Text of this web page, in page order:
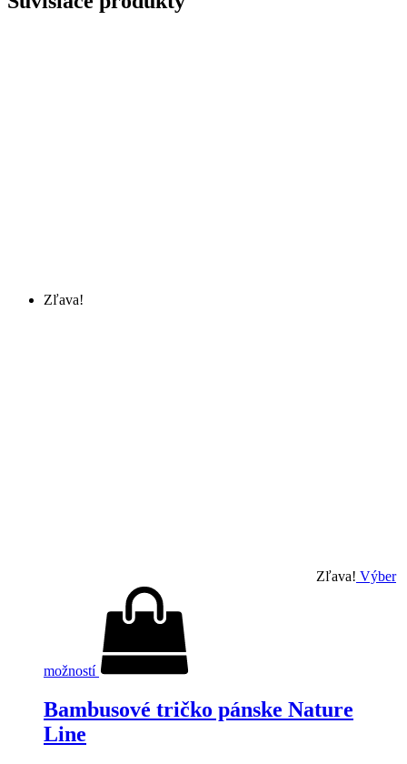
Zľava!
Zľava! Výber
možností
Bambusové tričko pánske Nature
Line